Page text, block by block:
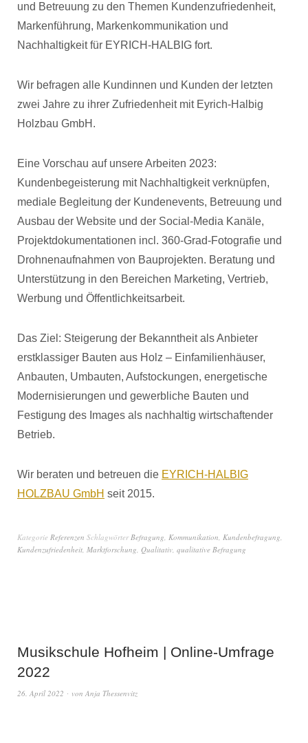
und Betreuung zu den Themen Kundenzufriedenheit,
Markenführung, Markenkommunikation und
Nachhaltigkeit für EYRICH-HALBIG fort.
Wir befragen alle Kundinnen und Kunden der letzten
zwei Jahre zu ihrer Zufriedenheit mit Eyrich-Halbig
Holzbau GmbH.
Eine Vorschau auf unsere Arbeiten 2023:
Kundenbegeisterung mit Nachhaltigkeit verknüpfen,
mediale Begleitung der Kundenevents, Betreuung und
Ausbau der Website und der Social-Media Kanäle,
Projektdokumentationen incl. 360-Grad-Fotografie und
Drohnenaufnahmen von Bauprojekten. Beratung und
Unterstützung in den Bereichen Marketing, Vertrieb,
Werbung und Öffentlichkeitsarbeit.
Das Ziel: Steigerung der Bekanntheit als Anbieter
erstklassiger Bauten aus Holz – Einfamilienhäuser,
Anbauten, Umbauten, Aufstockungen, energetische
Modernisierungen und gewerbliche Bauten und
Festigung des Images als nachhaltig wirtschaftender
Betrieb.
Wir beraten und betreuen die EYRICH-HALBIG
HOLZBAU GmbH seit 2015.
Kategorie Referenzen SchlagwörterBefragung, Kommunikation, Kundenbefragung,
Kundenzufriedenheit, Marktforschung, Qualitativ, qualitative Befragung
Musikschule Hofheim | Online-Umfrage
2022
26. April 2022 von Anja Thessenvitz